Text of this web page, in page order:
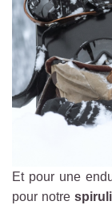
Et pour une
pour notre